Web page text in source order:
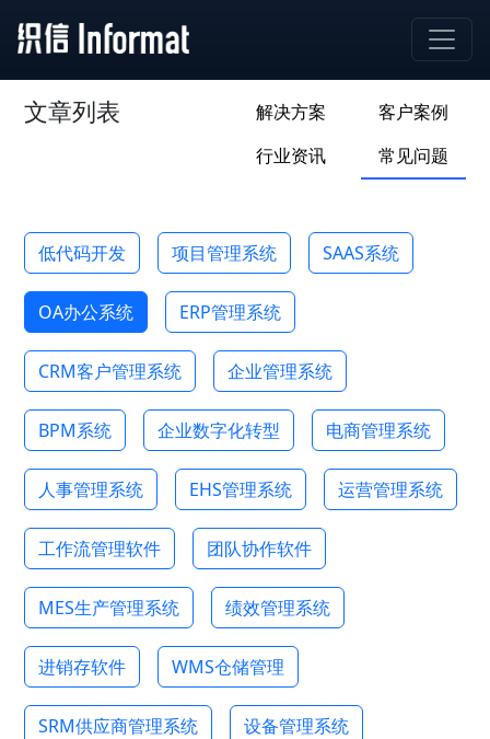
文章列表 解决方案
客户案例
行业资讯
常见问题
低代码开发 项目管理系统 SAAS系统
OA办公系统 ERP管理系统
CRM客户管理系统 企业管理系统
BPM系统 企业数字化转型 电商管理系统
人事管理系统 EHS管理系统 运营管理系统
工作流管理软件 团队协作软件
MES生产管理系统 绩效管理系统
进销存软件 WMS仓储管理
SRM供应商管理系统 设备管理系统